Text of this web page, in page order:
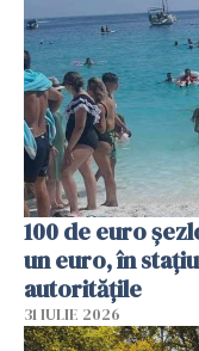
100 de euro
un euro, în
autoritățile
31 IULIE 2026